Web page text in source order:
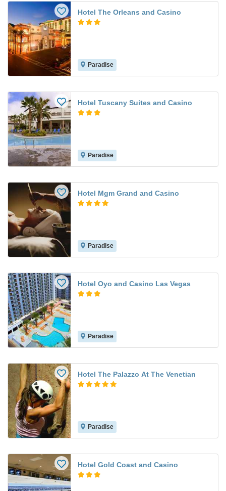
Hotel The Orleans and Casino
Paradise
Hotel Tuscany Suites and Casino
Paradise
Hotel Mgm Grand and Casino
Paradise
Hotel Oyo and Casino Las Vegas
Paradise
Hotel The Palazzo At The Venetian
Paradise
Hotel Gold Coast and Casino